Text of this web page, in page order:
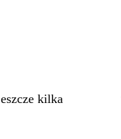
kilka